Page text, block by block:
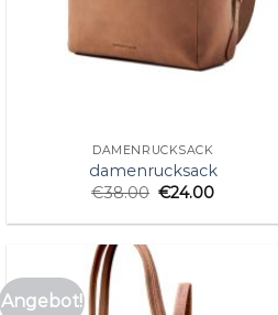
DAMENRUCKSACK
damenrucksack
€38.00 €24.00
Angebot!